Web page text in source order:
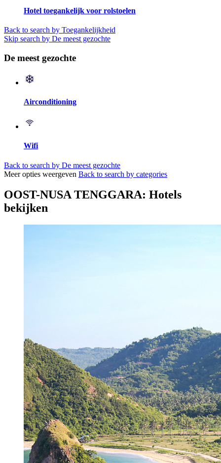
Hotel toegankelijk voor rolstoelen
Back to search by Toegankelijkheid
Skip search by De meest gezochte
De meest gezochte
Airconditioning
Wifi
Back to search by De meest gezochte
Meer opties weergeven Back to search by categories
OOST-NUSA TENGGARA: Hotels
bekijken